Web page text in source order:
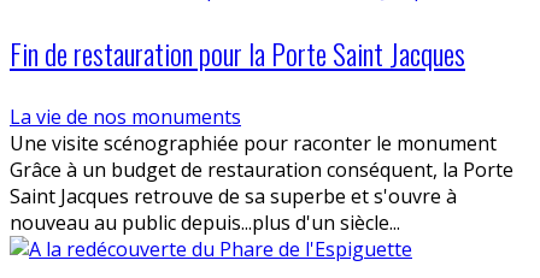
Fin de restauration pour la Porte Saint Jacques
La vie de nos monuments
Une visite scénographiée pour raconter le monument
Grâce à un budget de restauration conséquent, la Porte
Saint Jacques retrouve de sa superbe et s'ouvre à
nouveau au public depuis...plus d'un siècle...